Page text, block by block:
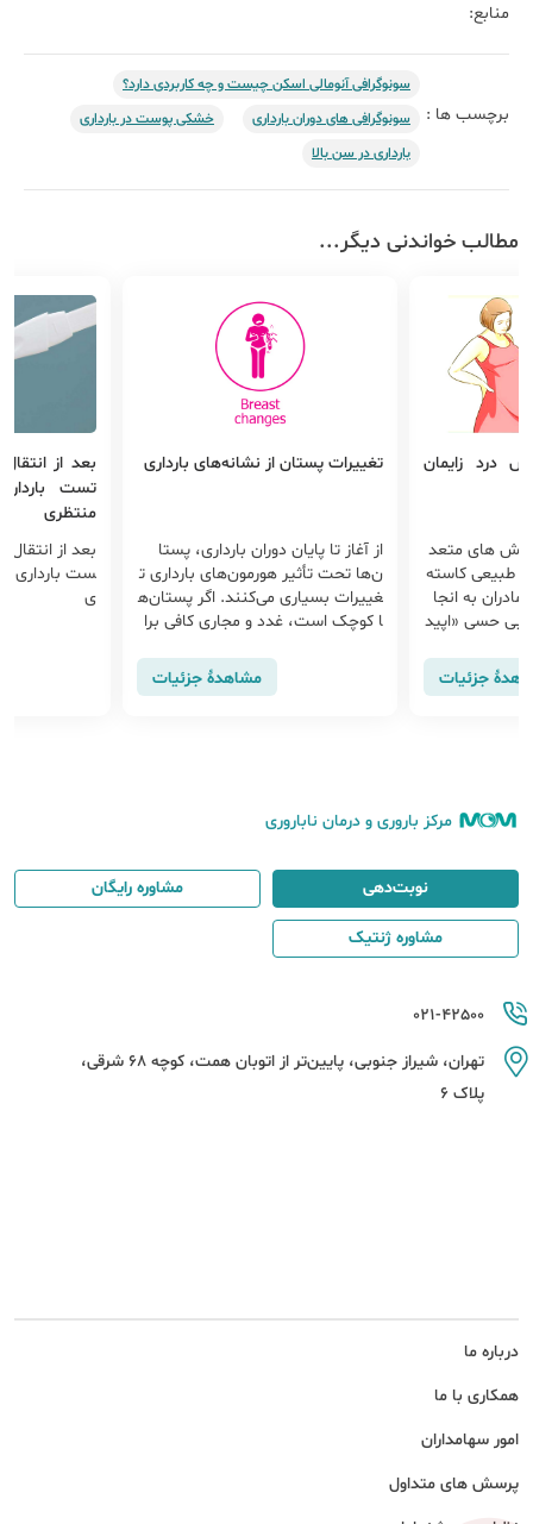
منابع:
برچسب ها :
سونوگرافی آنومالی اسکن چیست و چه کاربردی دارد؟
سونوگرافی های دوران بارداری
خشکی پوست در بارداری
بارداری در سن بالا
مطالب خواندنی دیگر...
درد زایمان
روش های متعد
طبیعی کاسته
به انجا
بی حسی «اپید
می شود. از
جزئیات
تغییرات پستان از نشانه‌های بارداری
از آغاز تا پایان دوران بارداری، پستا
ن‌ها تحت تأثیر هورمون‌های بارداری ت
غییرات بسیاری می‌کنند. اگر پستان‌ه
ا کوچک است، غدد و مجاری کافی برا
مشاهدهٔ جزئیات
بعد از
تست
منتظری
بعد از
ست بارداری
ی
مرکز باروری و درمان ناباروری
درباره ما
همکاری با ما
امور سهامداران
پرسش های متداول
021-42500
تهران، شیراز جنوبی، پایین‌تر از اتوبان همت، کوچه 68 شرقی،
پلاک 6
نوبت‌دهی مشاوره رایگان
مشاوره ژنتیک